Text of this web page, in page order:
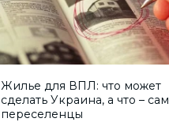
Жилье для ВПЛ: что может
сделать Украина, а что –
переселенцы